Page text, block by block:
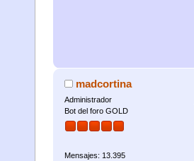
madcortina
Administrador
Bot del foro GOLD
Mensajes: 13.395